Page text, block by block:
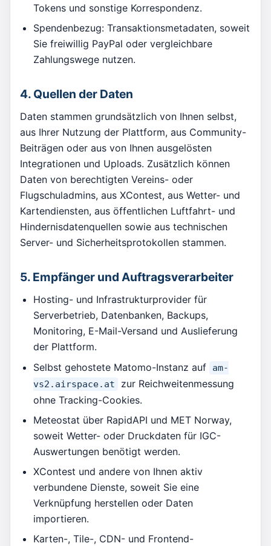
Tokens und sonstige Korrespondenz.
Spendenbezug: Transaktionsmetadaten, soweit
Sie freiwillig PayPal oder vergleichbare
Zahlungswege nutzen.
4. Quellen der Daten
Daten stammen grundsätzlich von Ihnen selbst,
aus Ihrer Nutzung der Plattform, aus Community-
Beiträgen oder aus von Ihnen ausgelösten
Integrationen und Uploads. Zusätzlich können
Daten von berechtigten Vereins- oder
Flugschuladmins, aus XContest, aus Wetter- und
Kartendiensten, aus öffentlichen Luftfahrt- und
Hindernisdatenquellen sowie aus technischen
Server- und Sicherheitsprotokollen stammen.
5. Empfänger und Auftragsverarbeiter
Hosting- und Infrastrukturprovider für
Serverbetrieb, Datenbanken, Backups,
Monitoring, E-Mail-Versand und Auslieferung
der Plattform.
Selbst gehostete Matomo-Instanz auf
am-
vs2.airspace.at
zur Reichweitenmessung
ohne Tracking-Cookies.
Meteostat über RapidAPI und MET Norway,
soweit Wetter- oder Druckdaten für IGC-
Auswertungen benötigt werden.
XContest und andere von Ihnen aktiv
verbundene Dienste, soweit Sie eine
Verknüpfung herstellen oder Daten
importieren.
Karten-, Tile-, CDN- und Frontend-